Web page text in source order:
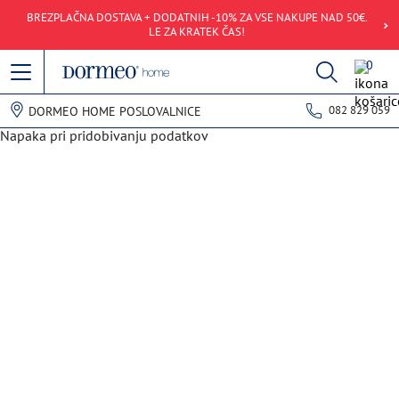
BREZPLAČNA DOSTAVA + DODATNIH -10% ZA VSE NAKUPE NAD 50€.
LE ZA KRATEK ČAS!
0
DORMEO HOME POSLOVALNICE 082 829 059
Napaka pri pridobivanju podatkov